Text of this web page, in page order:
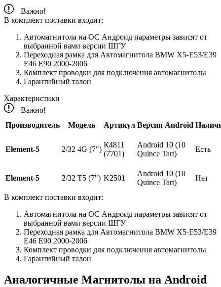
Важно!
В комплект поставки входит:
Автомагнитола на ОС Андроид параметры зависят от
выбранной вами версии ШГУ
Переходная рамка для Автомагнитола BMW X5-E53/E39
E46 E90 2000-2006
Комплект проводки для подключения автомагнитолы
Гарантийный талон
Характеристики
Важно!
Производитель
Модель Артикул Версия Android
Element-5 2/32 4G (7")
К4811
(7701)
Android 10 (10
Quince Tart)
Есть
Element-5 2/32 T5 (7") K2501
Android 10 (10
Quince Tart)
Нет
В комплект поставки входит:
Автомагнитола на ОС Андроид параметры зависят от
выбранной вами версии ШГУ
Переходная рамка для Автомагнитола BMW X5-E53/E39
E46 E90 2000-2006
Комплект проводки для подключения автомагнитолы
Гарантийный талон
Аналогичные Магнитолы на Android